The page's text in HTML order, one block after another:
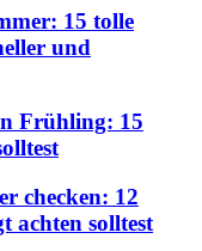
15 tolle
und
Frühling: 15
checken: 12
achten solltest